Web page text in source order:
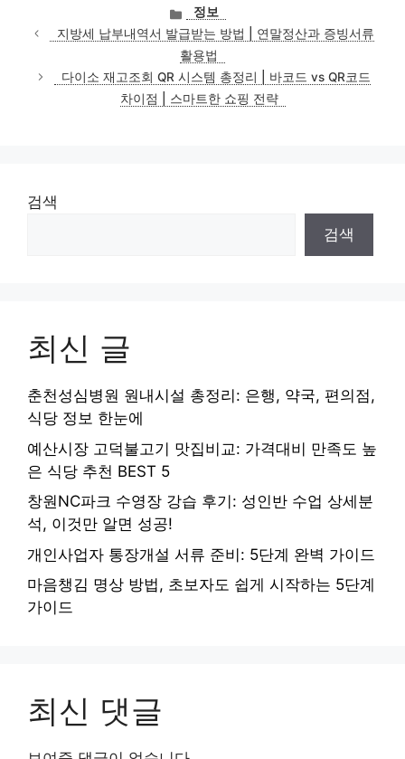
카
테
고
리
정보
지방세 납부내역서 발급받는 방법 | 연말정산과 증빙서류
활용법
다이소 재고조회 QR 시스템 총정리 | 바코드 vs QR코드
차이점 | 스마트한 쇼핑 전략
검색
검색
최신 글
춘천성심병원 원내시설 총정리: 은행, 약국, 편의점,
식당 정보 한눈에
예산시장 고덕불고기 맛집비교: 가격대비 만족도 높
은 식당 추천 BEST 5
창원NC파크 수영장 강습 후기: 성인반 수업 상세분
석, 이것만 알면 성공!
개인사업자 통장개설 서류 준비: 5단계 완벽 가이드
마음챙김 명상 방법, 초보자도 쉽게 시작하는 5단계
가이드
최신 댓글